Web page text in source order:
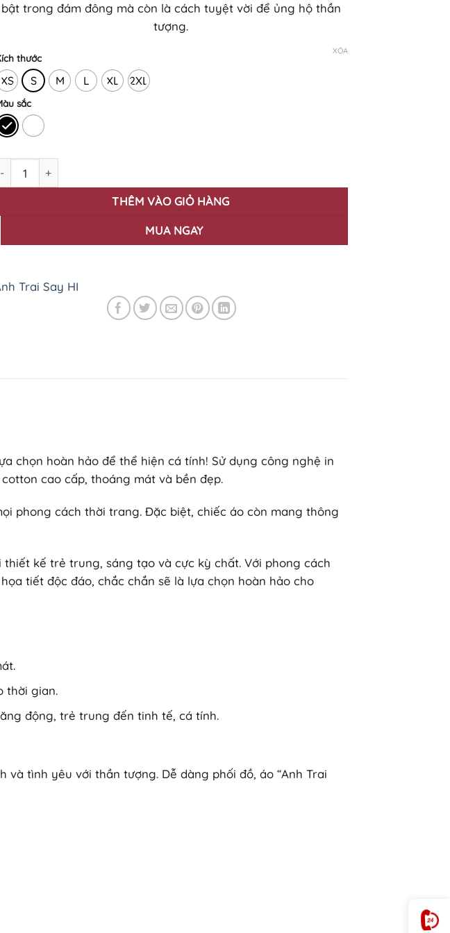
bật trong đám đông mà còn là cách tuyệt vời để ủng hộ thần
tượng.
thước
XS S M L XL 2XL
sắc
XÓA
THÊM VÀO GIỎ HÀNG
MUA NGAY
Trai Say HI
chọn hoàn hảo để thể hiện cá tính! Sử dụng công nghệ in
cao cấp, thoáng mát và bền đẹp.
phong cách thời trang. Đặc biệt, chiếc áo còn mang thông
thiết kế trẻ trung, sáng tạo và cực kỳ chất. Với phong cách
tiết độc đáo, chắc chắn sẽ là lựa chọn hoàn hảo cho
thời gian.
động, trẻ trung đến tinh tế, cá tính.
tình yêu với thần tượng. Dễ dàng phối đồ, áo “Anh Trai